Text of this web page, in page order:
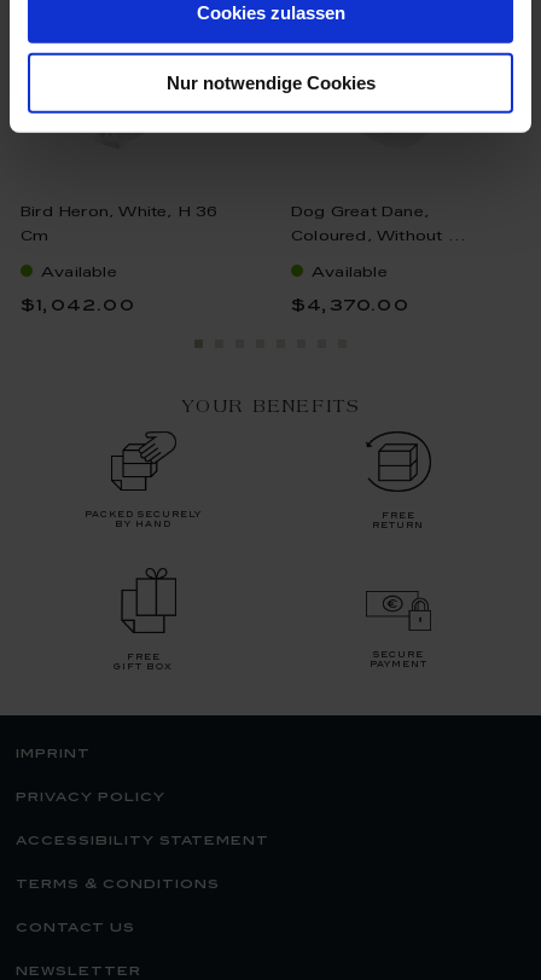
Cookies zulassen
Nur notwendige Cookies
Bird Heron, White, H 36
Cm
Available
$1,042.00
Dog Great Dane,
Coloured, Without ...
Available
$4,370.00
YOUR BENEFITS
packed securely
by hand
free
return
free
gift box
secure
payment
imprint
privacy policy
accessibility statement
terms & conditions
contact us
newsletter